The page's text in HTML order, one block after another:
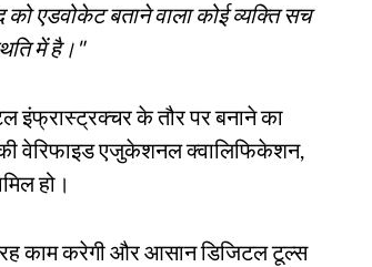
एडवोकेट बताने वाला कोई व्यक्ति सच
में है।"
इंफ्रास्ट्रक्चर के तौर पर बनाने का
वेरिफाइड एजुकेशनल क्वालिफिकेशन,
हो।
काम करेगी और आसान डिजिटल टूल्स